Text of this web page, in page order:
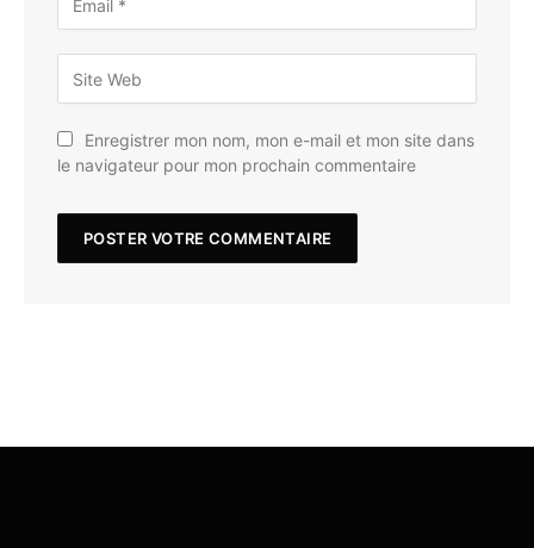
Enregistrer mon nom, mon e-mail et mon site dans
le navigateur pour mon prochain commentaire